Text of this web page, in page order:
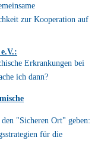
zur Kooperation auf
Erkrankungen bei
ich dann?
"Sicheren Ort" geben:
für die